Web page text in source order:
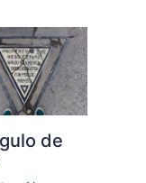
de